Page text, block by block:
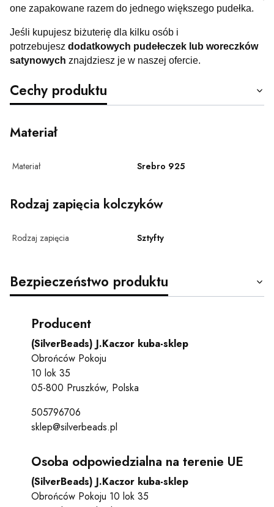
one zapakowane razem do jednego większego pudełka.
Jeśli kupujesz biżuterię dla kilku osób i
potrzebujesz dodatkowych pudełeczek lub woreczków
satynowych znajdziesz je w naszej ofercie.
Cechy produktu
Materiał
Materiał Srebro 925
Rodzaj zapięcia kolczyków
Rodzaj zapięcia Sztyfty
Bezpieczeństwo produktu
Producent
(SilverBeads) J.Kaczor kuba-sklep
Obrońców Pokoju
10 lok 35
05-800 Pruszków, Polska
505796706
sklep@silverbeads.pl
Osoba odpowiedzialna na terenie UE
(SilverBeads) J.Kaczor kuba-sklep
Obrońców Pokoju 10 lok 35